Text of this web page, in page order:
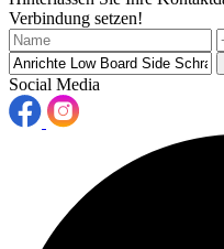
Verbindung setzen!
Social Media